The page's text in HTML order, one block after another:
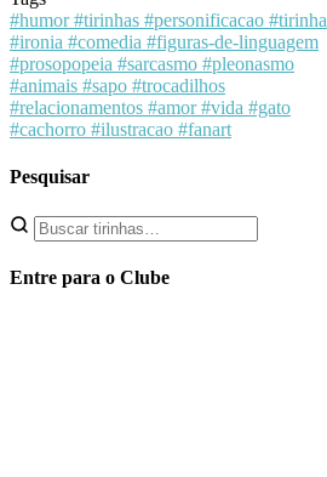
#humor#tirinhas #personificacao #tirinha
#ironia #comedia #figuras-de-linguagem
#prosopopeia #sarcasmo #pleonasmo
#animais #sapo #trocadilhos
#relacionamentos #amor#vida #gato
#cachorro #ilustracao #fanart
Pesquisar
Entre para o Clube